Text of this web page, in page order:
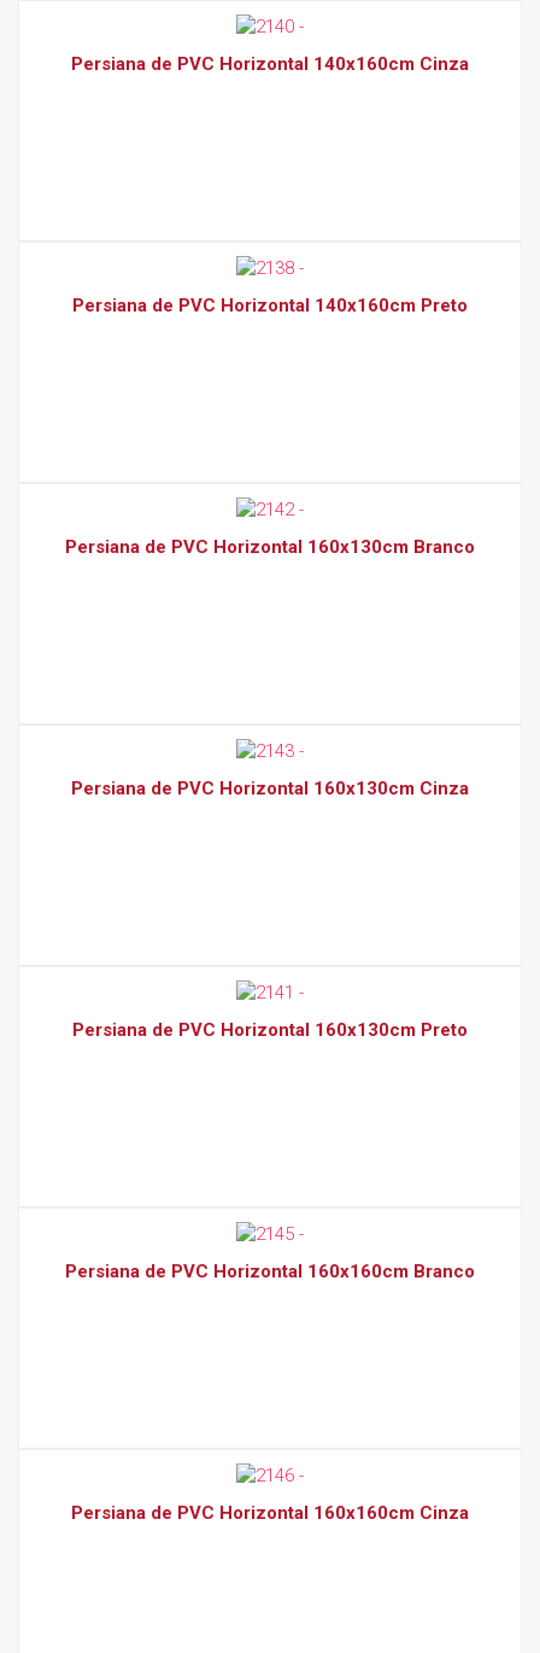
Persiana de PVC Horizontal 140x160cm Cinza
Persiana de PVC Horizontal 140x160cm Preto
Persiana de PVC Horizontal 160x130cm Branco
Persiana de PVC Horizontal 160x130cm Cinza
Persiana de PVC Horizontal 160x130cm Preto
Persiana de PVC Horizontal 160x160cm Branco
Persiana de PVC Horizontal 160x160cm Cinza